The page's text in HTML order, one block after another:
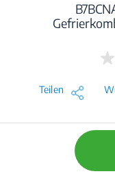
Teilen